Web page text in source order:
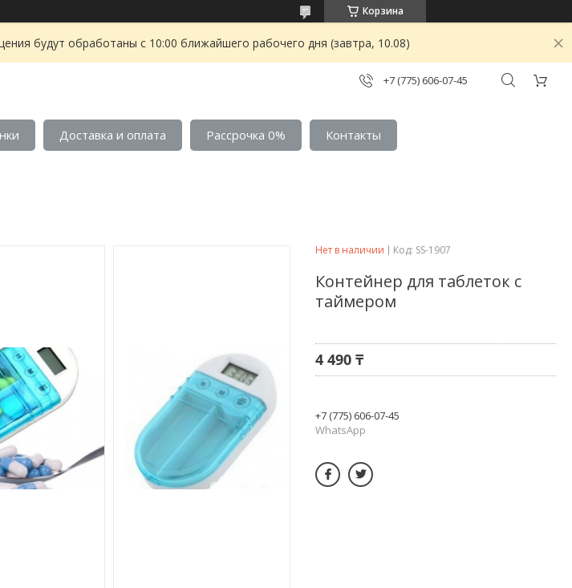
Корзина
будут обработаны с 10:00 ближайшего рабочего дня (завтра, 10.08)
+7 (775) 606-07-45
Доставка и оплата Рассрочка 0%
Контакты
Нет в наличии Код: SS-1907
Контейнер для таблеток с
таймером
4 490 ₸
+7 (775) 606-07-45
WhatsApp